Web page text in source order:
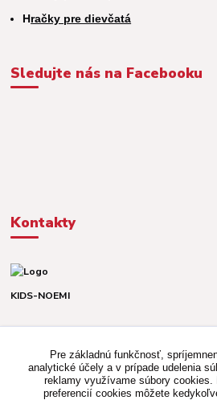
Hračky pre dievčatá
Sledujte nás na Facebooku
Kontakty
KIDS-NOEMI
(Po-Pia, 8-16 hod.)
kidsnoemi.shop@gmail.com
Pre základnú funkčnosť,
analytické účely a v prípade udelenia
reklamy využívame súbory cookies.
preferencií cookies môžete